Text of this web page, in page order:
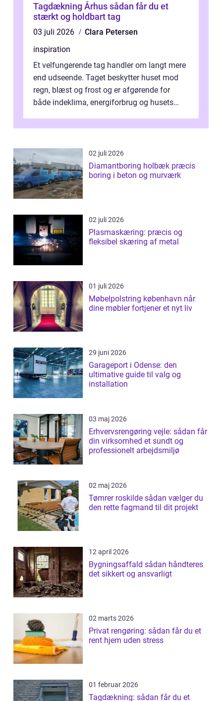
Tagdækning Århus sådan får du et
stærkt og holdbart tag
03 juli 2026
Clara Petersen
inspiration
Et velfungerende tag handler om langt mere
end udseende. Taget beskytter huset mod
regn, blæst og frost og er afgørende for
både indeklima, energiforbrug og husets
02 juli 2026
Diamantboring holbæk præcis
boring i beton og murværk
02 juli 2026
Plasmaskæring: præcis og
fleksibel skæring af metal
01 juli 2026
Møbelpolstring københavn når
dine møbler fortjener et nyt liv
29 juni 2026
Garageport i Odense: den
ultimative guide til valg og
installation
03 maj 2026
Erhvervsrengøring vejle: sådan får
din virksomhed et sundt og
professionelt arbejdsmiljø
02 maj 2026
Tømrer roskilde sådan vælger du
den rette fagmand til dit projekt
12 april 2026
Bygningsaffald sådan håndteres
det sikkert og ansvarligt
02 marts 2026
Privat rengøring: sådan får du et
rent hjem uden stress
01 februar 2026
Tagdækning: sådan får du et